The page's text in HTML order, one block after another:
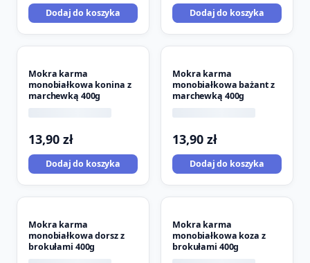
Dodaj do koszyka Dodaj do koszyka
Mokra karma
monobiałkowa konina z
marchewką 400g
13,90 zł
Dodaj do koszyka
Mokra karma
monobiałkowa bażant z
marchewką 400g
13,90 zł
Dodaj do koszyka
Mokra karma
monobiałkowa dorsz z
brokułami 400g
Mokra karma
monobiałkowa koza z
brokułami 400g